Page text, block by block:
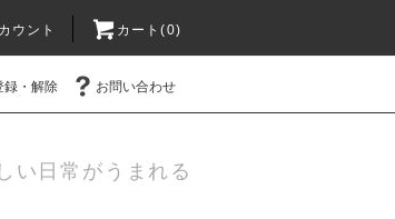
ウント カート(0)
録・解除 お問い合わせ
い日常がうまれる